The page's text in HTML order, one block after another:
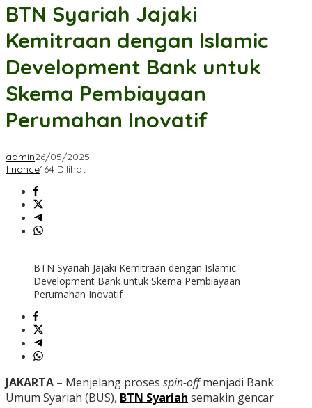
BTN Syariah Jajaki
Kemitraan dengan Islamic
Development Bank untuk
Skema Pembiayaan
Perumahan Inovatif
admin26/05/2025
finance164 Dilihat
BTN Syariah Jajaki Kemitraan dengan Islamic
Development Bank untuk Skema Pembiayaan
Perumahan Inovatif
JAKARTA – Menjelang proses spin-offmenjadi Bank
Umum Syariah (BUS), BTN Syariah semakin gencar